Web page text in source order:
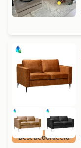
Best beoordeeld